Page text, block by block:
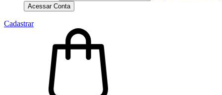
Acessar Conta
Cadastrar